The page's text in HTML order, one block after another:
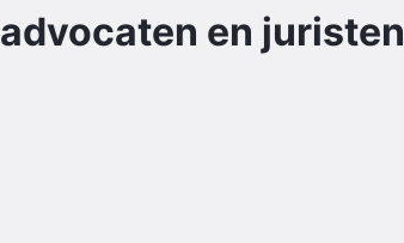
advocaten en juristen